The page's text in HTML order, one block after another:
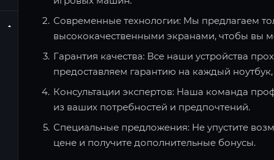
Современные технологии: Мы предлагаем
высококачественными экранами, чтобы вы
Гарантия качества: Все наши устройства
предоставляем гарантию на каждый
Консультации экспертов: Наша команда
из ваших потребностей и предпочтений.
Специальные предложения: Не упустите
цене и получите дополнительные бонусы.